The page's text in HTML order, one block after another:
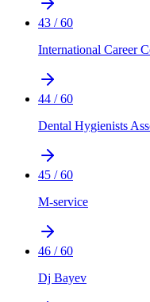
43 /60
International Career
44 /60
Dental Hygienists
45 /60
M-service
46 /60
Dj Bayev